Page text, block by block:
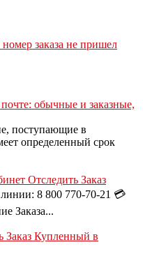
номер заказа не пришел
обычные и заказные,
поступающие в
определенный срок
Отследить Заказ
8 800 770-70-21 💳
Заказа...
Заказ Купленный в